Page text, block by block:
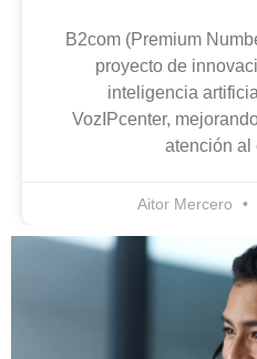
B2com (Premium
proyecto de
inteligencia
VozIPcenter,
atención al
Aitor Mercero